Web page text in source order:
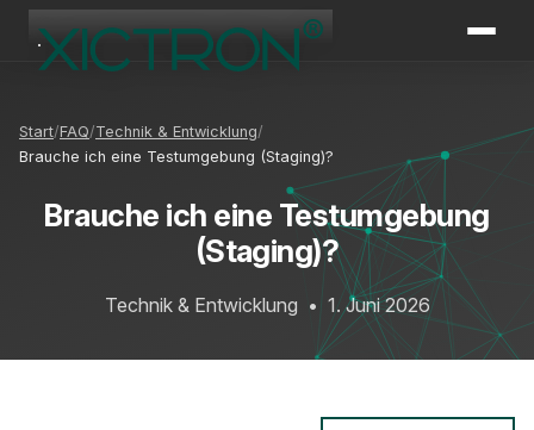
Start FAQ Technik & Entwicklung
Brauche ich eine Testumgebung (Staging)?
Brauche ich eine Testumgebung
(Staging)?
Technik & Entwicklung • 1. Juni 2026
XICTRON